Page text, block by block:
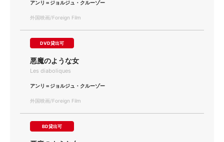
アンリ＝ジョルジュ・クルーゾー
外国映画/Foreign Film
DVD貸出可
悪魔のような女
Les diaboliques
アンリ＝ジョルジュ・クルーゾー
外国映画/Foreign Film
BD貸出可